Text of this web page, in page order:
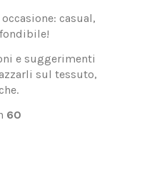
casual,
e suggerimenti
sul tessuto,
60